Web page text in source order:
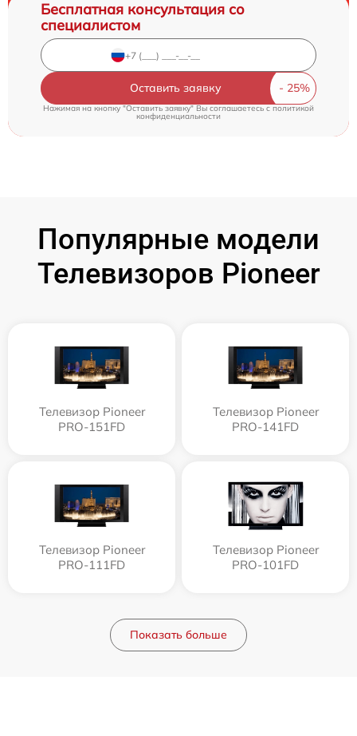
Бесплатная консультация со
специалистом
Оставить заявку
Нажимая на кнопку "Оставить заявку" Вы соглашаетесь cполитикой
конфиденциальности
Популярные модели
Телевизоров Pioneer
Телевизор Pioneer
PRO-151FD
Телевизор Pioneer
PRO-141FD
Телевизор Pioneer
PRO-111FD
Телевизор Pioneer
PRO-101FD
Показать больше